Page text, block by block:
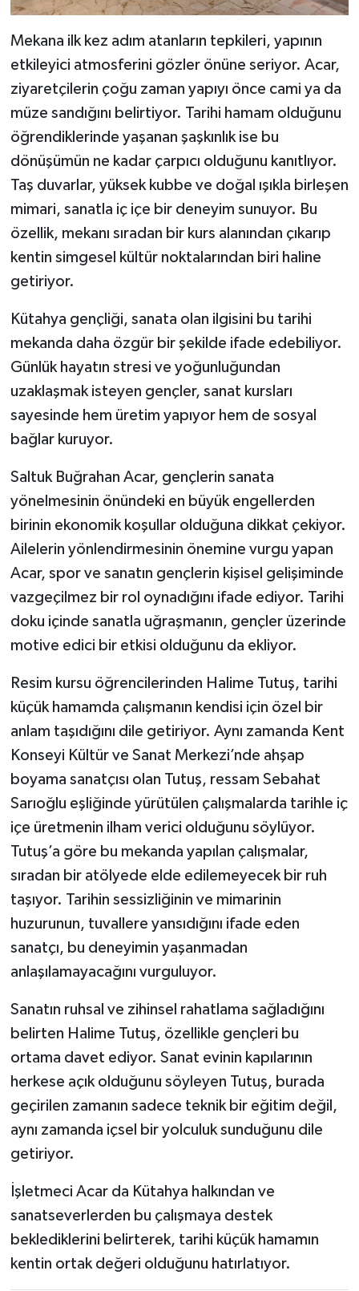
Mekana ilk kez adım atanların tepkileri, yapının
etkileyici atmosferini gözler önüne seriyor. Acar,
ziyaretçilerin çoğu zaman yapıyı önce cami ya da
müze sandığını belirtiyor. Tarihi hamam olduğunu
öğrendiklerinde yaşanan şaşkınlık ise bu
dönüşümün ne kadar çarpıcı olduğunu kanıtlıyor.
Taş duvarlar, yüksek kubbe ve doğal ışıkla birleşen
mimari, sanatla iç içe bir deneyim sunuyor. Bu
özellik, mekanı sıradan bir kurs alanından çıkarıp
kentin simgesel kültür noktalarından biri haline
getiriyor.
Kütahya gençliği, sanata olan ilgisini bu tarihi
mekanda daha özgür bir şekilde ifade edebiliyor.
Günlük hayatın stresi ve yoğunluğundan
uzaklaşmak isteyen gençler, sanat kursları
sayesinde hem üretim yapıyor hem de sosyal
bağlar kuruyor.
Saltuk Buğrahan Acar, gençlerin sanata
yönelmesinin önündeki en büyük engellerden
birinin ekonomik koşullar olduğuna dikkat çekiyor.
Ailelerin yönlendirmesinin önemine vurgu yapan
Acar, spor ve sanatın gençlerin kişisel gelişiminde
vazgeçilmez bir rol oynadığını ifade ediyor. Tarihi
doku içinde sanatla uğraşmanın, gençler üzerinde
motive edici bir etkisi olduğunu da ekliyor.
Resim kursu öğrencilerinden Halime Tutuş, tarihi
küçük hamamda çalışmanın kendisi için özel bir
anlam taşıdığını dile getiriyor. Aynı zamanda Kent
Konseyi Kültür ve Sanat Merkezi’nde ahşap
boyama sanatçısı olan Tutuş, ressam Sebahat
Sarıoğlu eşliğinde yürütülen çalışmalarda tarihle iç
içe üretmenin ilham verici olduğunu söylüyor.
Tutuş’a göre bu mekanda yapılan çalışmalar,
sıradan bir atölyede elde edilemeyecek bir ruh
taşıyor. Tarihin sessizliğinin ve mimarinin
huzurunun, tuvallere yansıdığını ifade eden
sanatçı, bu deneyimin yaşanmadan
anlaşılamayacağını vurguluyor.
Sanatın ruhsal ve zihinsel rahatlama sağladığını
belirten Halime Tutuş, özellikle gençleri bu
ortama davet ediyor. Sanat evinin kapılarının
herkese açık olduğunu söyleyen Tutuş, burada
geçirilen zamanın sadece teknik bir eğitim değil,
aynı zamanda içsel bir yolculuk sunduğunu dile
getiriyor.
İşletmeci Acar da Kütahya halkından ve
sanatseverlerden bu çalışmaya destek
beklediklerini belirterek, tarihi küçük hamamın
kentin ortak değeri olduğunu hatırlatıyor.